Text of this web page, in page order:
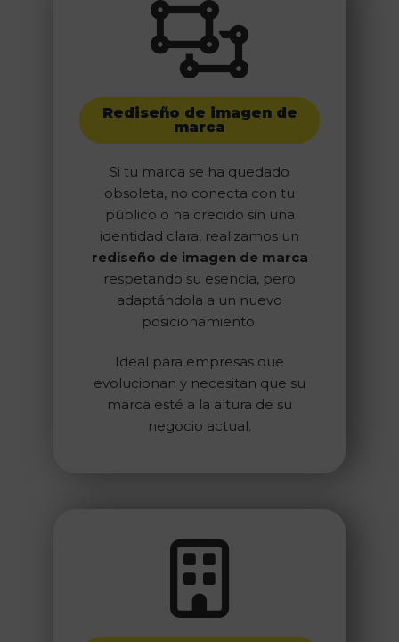
Rediseño de imagen de
marca
Si tu marca se ha quedado
obsoleta, no conecta con tu
público o ha crecido sin una
identidad clara, realizamos un
rediseño de imagen de marca
respetando su esencia, pero
adaptándola a un nuevo
posicionamiento.
Ideal para empresas que
evolucionan y necesitan que su
marca esté a la altura de su
negocio actual.